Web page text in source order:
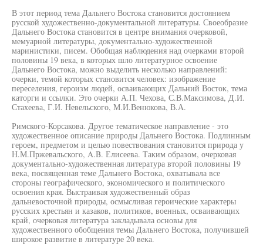
В этот период тема Дальнего Востока становится достоянием
русской художественно-документальной литературы. Своеобразие
Дальнего Востока становится в центре внимания очерковой,
мемуарной литературы, документально-художественной
маринистики, писем. Обобщая наблюдения над очерками второй
половины 19 века, в которых шло литературное освоение
Дальнего Востока, можно выделить несколько направлений:
очерки, темой которых становится человек: изображение
переселения, героизм людей, осваивающих Дальний Восток, тема
каторги и ссылки. Это очерки А.П. Чехова, С.В.Максимова, Д.И.
Стахеева, Г.И. Невельского, М.И.Венюкова, В.А.
Римского-Корсакова. Другое тематическое направление - это
художественное описание природы Дальнего Востока. Подлинным
героем, предметом и целью повествования становится природа у
Н.М.Пржевальского, A.B. Елисеева. Таким образом, очерковая
документально-художественная литература второй половины 19
века, посвященная теме Дальнего Востока, охватывала все
стороны географического, экономического и политического
освоения края. Выстраивая художественный образ
дальневосточной природы, осмысливая героические характеры
русских крестьян и казаков, политиков, военных, осваивающих
край, очерковая литература закладывала основы для
художественного обобщения темы Дальнего Востока, получившей
широкое развитие в литературе 20 века.